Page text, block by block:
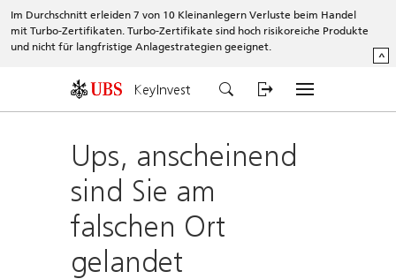
Im Durchschnitt erleiden 7 von 10 Kleinanlegern Verluste beim Handel
mit Turbo-Zertifikaten. Turbo-Zertifikate sind hoch risikoreiche Produkte
und nicht für langfristige Anlagestrategien geeignet.
^
KeyInvest
Ups, anscheinend
sind Sie am
falschen Ort
gelandet